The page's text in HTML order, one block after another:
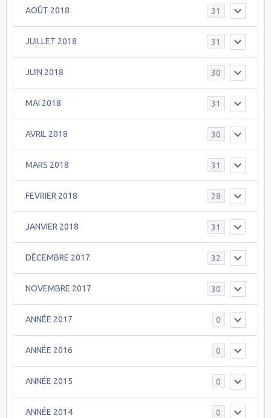
AOÛT 2018 31
JUILLET 2018 31
JUIN 2018 30
MAI 2018 31
AVRIL 2018 30
MARS 2018 31
FEVRIER 2018 28
JANVIER 2018 31
DÉCEMBRE 2017 32
NOVEMBRE 2017 30
ANNÉE 2017 0
ANNÉE 2016 0
ANNÉE 2015 0
ANNÉE 2014 0